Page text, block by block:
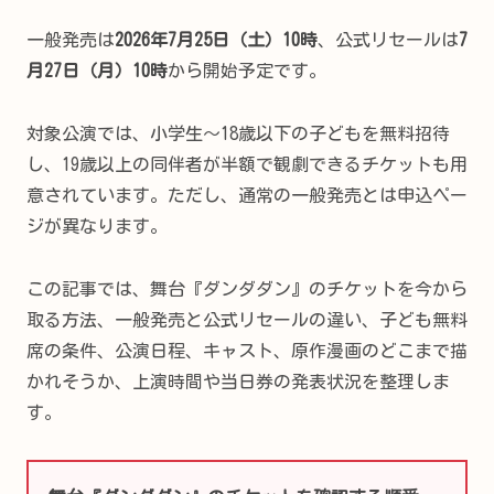
一般発売は2026年7月25日（土）10時、公式リセールは7
月27日（月）10時から開始予定です。
対象公演では、小学生～18歳以下の子どもを無料招待
し、19歳以上の同伴者が半額で観劇できるチケットも用
意されています。ただし、通常の一般発売とは申込ペー
ジが異なります。
この記事では、舞台『ダンダダン』のチケットを今から
取る方法、一般発売と公式リセールの違い、子ども無料
席の条件、公演日程、キャスト、原作漫画のどこまで描
かれそうか、上演時間や当日券の発表状況を整理しま
す。